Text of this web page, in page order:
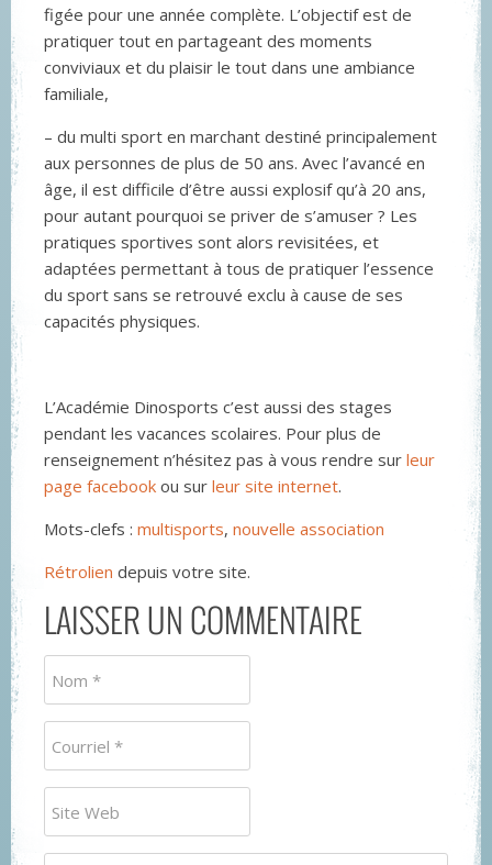
figée pour une année complète. L’objectif est de
pratiquer tout en partageant des moments
conviviaux et du plaisir le tout dans une ambiance
familiale,
– du multi sport en marchant destiné principalement
aux personnes de plus de 50 ans. Avec l’avancé en
âge, il est difficile d’être aussi explosif qu’à 20 ans,
pour autant pourquoi se priver de s’amuser ? Les
pratiques sportives sont alors revisitées, et
adaptées permettant à tous de pratiquer l’essence
du sport sans se retrouvé exclu à cause de ses
capacités physiques.
L’Académie Dinosports c’est aussi des stages
pendant les vacances scolaires. Pour plus de
renseignement n’hésitez pas à vous rendre sur leur
page facebook ou sur leur site internet.
Mots-clefs : multisports, nouvelle association
Rétrolien depuis votre site.
LAISSER UN COMMENTAIRE